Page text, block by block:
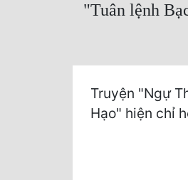
"Tuân lệnh
Truyện "Ngự
Hạo" hiện chỉ